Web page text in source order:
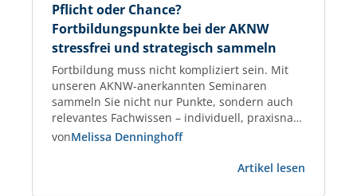
Pflicht oder Chance?
Fortbildungspunkte bei der AKNW
stressfrei und strategisch sammeln
Fortbildung muss nicht kompliziert sein. Mit
unseren AKNW-anerkannten Seminaren
sammeln Sie nicht nur Punkte, sondern auch
relevantes Fachwissen – individuell, praxisnah
und garantiert anerkannt. Fortbildungspunkte
praxisnah, planbar, anerkannt Als Architektin
vonMelissa Denninghoff
Artikel lesen